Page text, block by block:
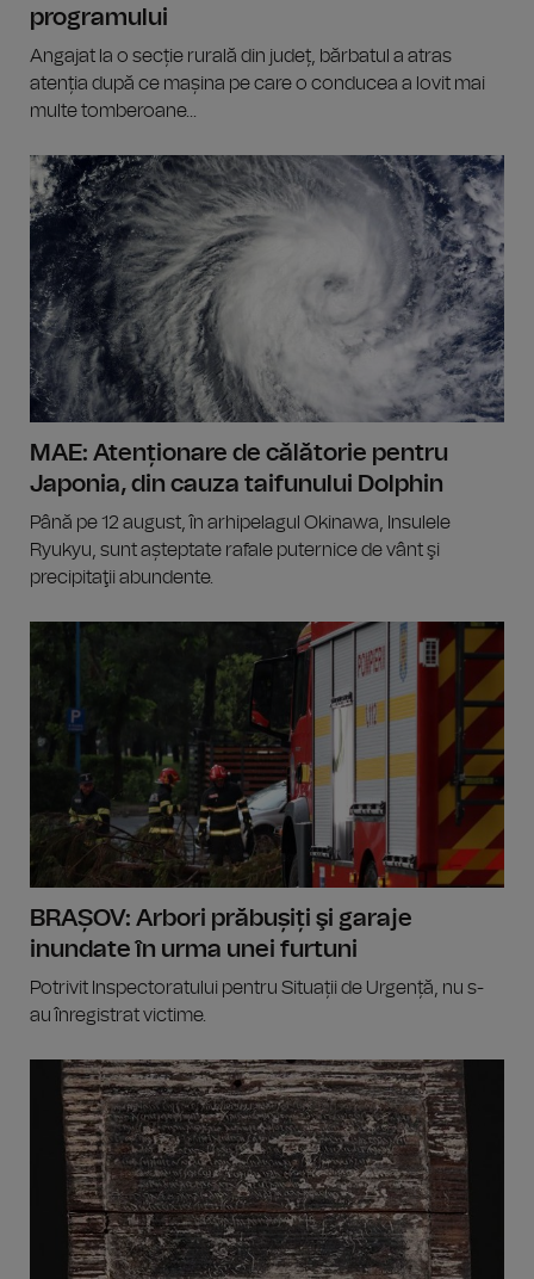
programului
Angajat la o secție rurală din județ, bărbatul a atras
atenția după ce mașina pe care o conducea a lovit mai
multe tomberoane...
MAE: Atenționare de călătorie pentru
Japonia, din cauza taifunului Dolphin
Până pe 12 august, în arhipelagul Okinawa, Insulele
Ryukyu, sunt așteptate rafale puternice de vânt şi
precipitaţii abundente.
BRAȘOV: Arbori prăbușiți şi garaje
inundate în urma unei furtuni
Potrivit Inspectoratului pentru Situații de Urgență, nu s-
au înregistrat victime.